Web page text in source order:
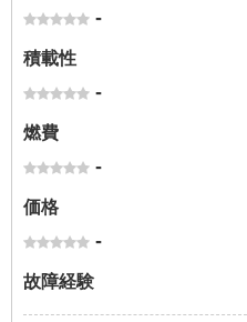
-
積載性
-
燃費
-
価格
-
故障経験